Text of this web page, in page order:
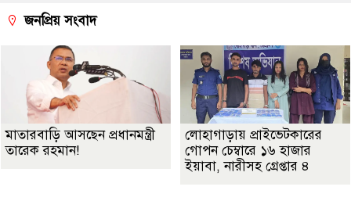
জনপ্রিয় সংবাদ
মাতারবাড়ি আসছেন প্রধানমন্ত্রী
তারেক রহমান!
লোহাগাড়ায় প্রাইভেটকারের
গোপন চেম্বারে ১৬ হাজার
ইয়াবা, নারীসহ গ্রেপ্তার ৪